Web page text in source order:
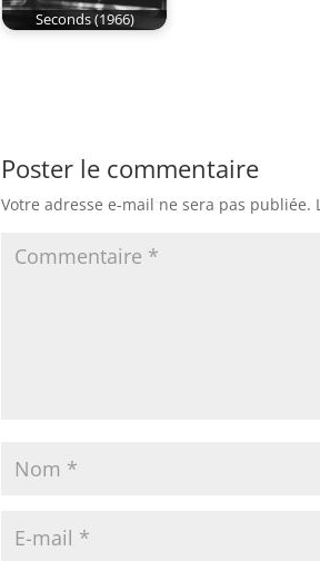
Seconds (1966)
Poster le commentaire
Votre adresse e-mail ne sera pas publiée.